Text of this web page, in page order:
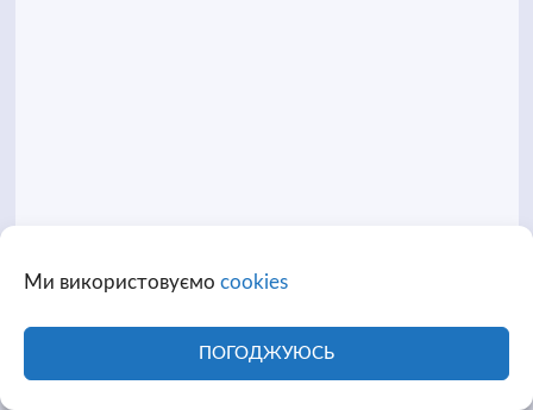
Ми використовуємо cookies
ПОГОДЖУЮСЬ